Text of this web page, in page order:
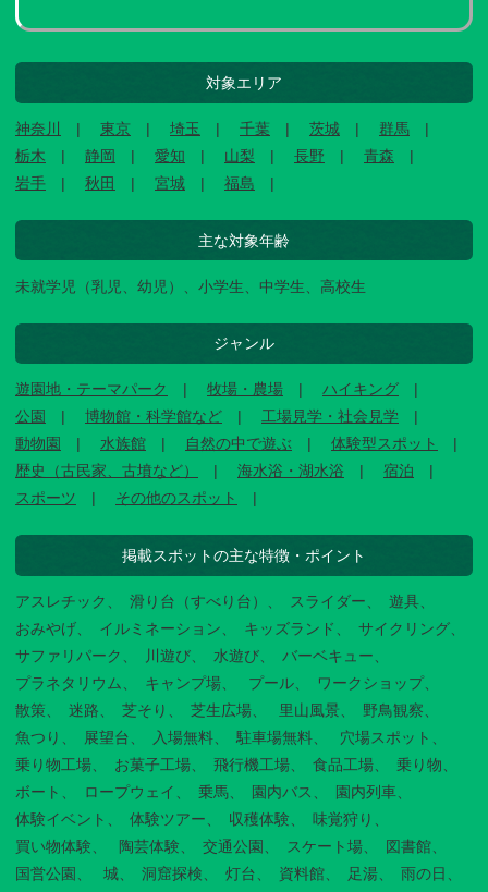
対象エリア
神奈川 東京 埼玉 千葉 茨城
群馬
栃木
静岡 愛知 山梨 長野
青森
岩手
秋田 宮城 福島
主な対象年齢
未就学児（乳児、幼児）、小学生、中学生、高校生
ジャンル
遊園地・テーマパーク 牧場・農場
ハイキング
公園
博物館・科学館など
工場見学・社会見学
動物園
水族館 自然の中で遊ぶ
体験型スポット
歴史（古民家、古墳など）
海水浴・湖水浴
宿泊
スポーツ
その他のスポット
掲載スポットの主な特徴・ポイント
アスレチック 滑り台（すべり台） スライダー
遊具
おみやげ
イルミネーション キッズランド
サイクリング
サファリパーク
川遊び 水遊び
バーベキュー
プラネタリウム
キャンプ場 プール
ワークショップ
散策
迷路 芝そり 芝生広場 里山風景
野鳥観察
魚つり
展望台 入場無料 駐車場無料
穴場スポット
乗り物工場
お菓子工場 飛行機工場 食品工場
乗り物
ボート
ロープウェイ 乗馬 園内バス
園内列車
体験イベント
体験ツアー 収穫体験
味覚狩り
買い物体験
陶芸体験 交通公園 スケート場
図書館
国営公園
城 洞窟探検 灯台 資料館 足湯 雨の日